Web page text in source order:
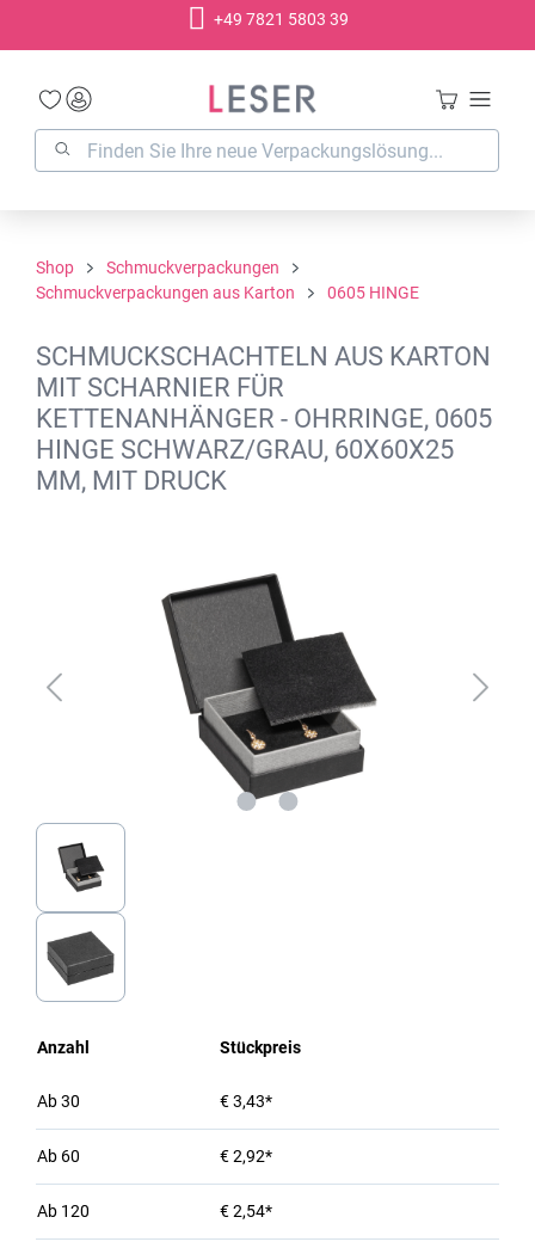
+49 7821 5803 39
Shop
Schmuckverpackungen
Schmuckverpackungen aus Karton
0605 HINGE
SCHMUCKSCHACHTELN AUS KARTON
MIT SCHARNIER FÜR
KETTENANHÄNGER - OHRRINGE, 0605
HINGE SCHWARZ/GRAU, 60X60X25
MM, MIT DRUCK
Anzahl Stückpreis
Ab30 € 3,43*
Ab 60 € 2,92*
Ab 120 € 2,54*